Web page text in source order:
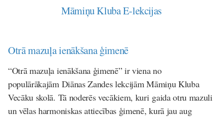
Māmiņu Kluba E-lekcijas
Otrā mazuļa ienākšana ģimenē
“Otrā mazuļa ienākšana ģimenē” ir viena no
populārākajām Diānas Zandes lekcijām Māmiņu Kluba
Vecāku skolā. Tā noderēs vecākiem, kuri gaida otru mazuli
un vēlas harmoniskas attiecības ģimenē, kurā jau aug